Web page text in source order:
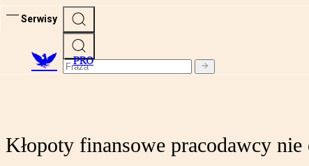
Serwisy
PRO
Kłopoty finansowe pracodawcy